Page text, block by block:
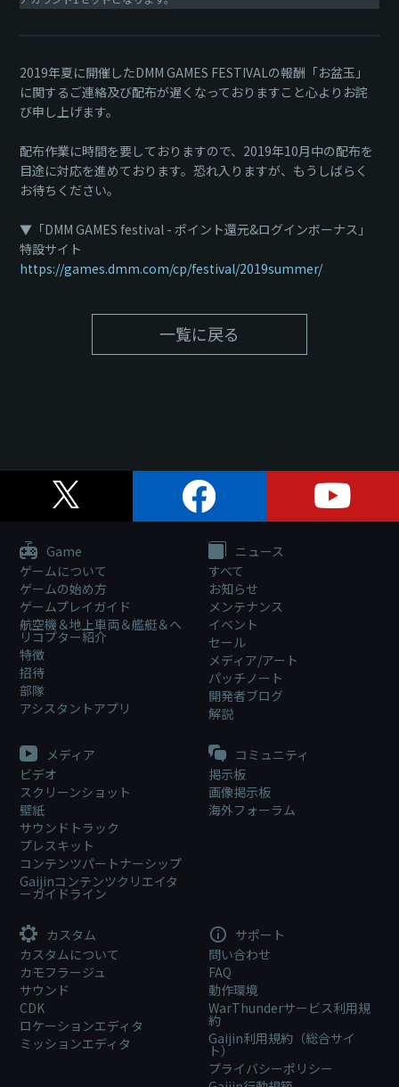
2019年夏に開催したDMM GAMES FESTIVALの報酬「お盆玉」
に関するご連絡及び配布が遅くなっておりますこと心よりお詫
び申し上げます。
配布作業に時間を要しておりますので、2019年10月中の配布を
目途に対応を進めております。恐れ入りますが、もうしばらく
お待ちください。
▼「DMM GAMES festival - ポイント還元&ログインボーナス」
特設サイト
https://games.dmm.com/cp/festival/2019summer/
一覧に戻る
Game
ゲームについて
ゲームの始め方
ゲームプレイガイド
航空機＆地上車両＆艦艇＆ヘ
リコプター紹介
特徴
招待
部隊
アシスタントアプリ
ニュース
すべて
お知らせ
メンテナンス
イベント
セール
メディア/アート
パッチノート
開発者ブログ
解説
メディア
ビデオ
スクリーンショット
壁紙
サウンドトラック
プレスキット
コンテンツパートナーシップ
Gaijinコンテンツクリエイタ
ーガイドライン
コミュニティ
掲示板
画像掲示板
海外フォーラム
カスタム
カスタムについて
カモフラージュ
サウンド
CDK
ロケーションエディタ
ミッションエディタ
サポート
問い合わせ
FAQ
動作環境
WarThunderサービス利用規
約
Gaijin利用規約（総合サイ
ト）
プライバシーポリシー